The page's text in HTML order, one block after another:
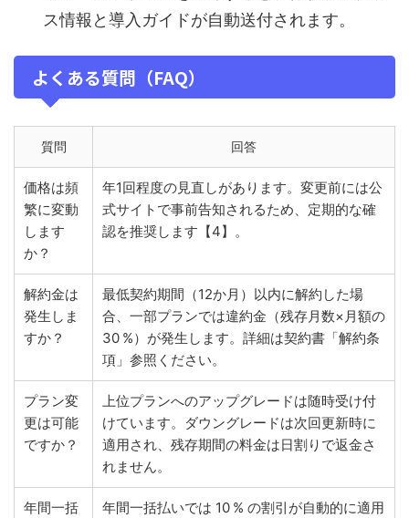
ス情報と導入ガイドが自動送付されます。
よくある質問（FAQ）
質問 回答
価格は頻
繁に変動
します
か？
年1回程度の見直しがあります。変更前には公
式サイトで事前告知されるため、定期的な確
認を推奨します【4】。
解約金は
発生しま
すか？
最低契約期間（12か月）以内に解約した場
合、一部プランでは違約金（残存月数×月額の
30 %）が発生します。詳細は契約書「解約条
項」参照ください。
プラン変
更は可能
ですか？
上位プランへのアップグレードは随時受け付
けています。ダウングレードは次回更新時に
適用され、残存期間の料金は日割りで返金さ
れません。
年間一括
年間一括払いでは 10 % の割引が自動的に適用